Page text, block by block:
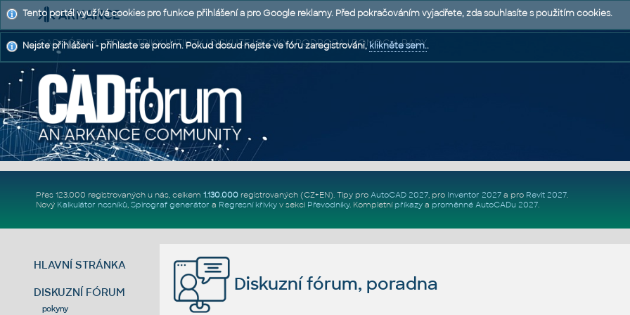
CAD FÓRUM - TIPY A TRIKY | UTILITY | DISKUZE | BLOKY | PODPORA | POMOC A RADY
Přes 123.000 registrovaných u nás, celkem 1.130.000registrovaných (CZ+EN). Tipy pro AutoCAD 2027, pro Inventor 2027a pro Revit 2027.
Nový Kalkulátor nosníků, Spirograf generátor a Regresní křivkyv sekci Převodníky. Kompletní příkazya proměnné AutoCADu 2027.
HLAVNÍ STRÁNKA
DISKUZNÍ FÓRUM
pokyny
Diskuzní fórum, poradna
Tento portál využívá cookies pro funkce přihlášení a pro Google reklamy. Před pokračováním vyjadřete, zda souhlasíte s použitím cookies.
Nejste přihlášeni - přihlaste se prosím. Pokud dosud nejste ve fóru zaregistrováni,klikněte sem..